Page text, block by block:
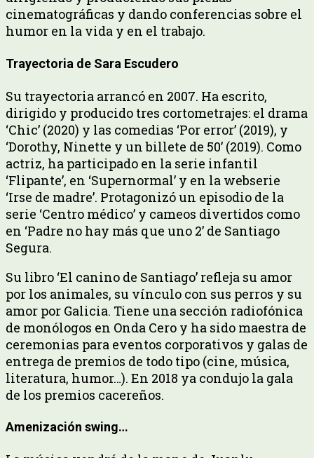
cinematográficas y dando conferencias sobre el
humor en la vida y en el trabajo.
Trayectoria de Sara Escudero
Su trayectoria arrancó en 2007. Ha escrito,
dirigido y producido tres cortometrajes: el drama
‘Chic’ (2020) y las comedias ‘Por error’ (2019), y
‘Dorothy, Ninette y un billete de 50’ (2019). Como
actriz, ha participado en la serie infantil
‘Flipante’, en ‘Supernormal’ y en la webserie
‘Irse de madre’. Protagonizó un episodio de la
serie ‘Centro médico’ y cameos divertidos como
en ‘Padre no hay más que uno 2’ de Santiago
Segura.
Su libro ‘El canino de Santiago’ refleja su amor
por los animales, su vínculo con sus perros y su
amor por Galicia. Tiene una sección radiofónica
de monólogos en Onda Cero y ha sido maestra de
ceremonias para eventos corporativos y galas de
entrega de premios de todo tipo (cine, música,
literatura, humor…). En 2018 ya condujo la gala
de los premios cacereños.
Amenización swing…